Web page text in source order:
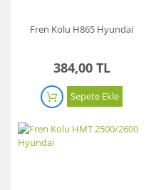
Fren Kolu H865 Hyundai
384,00 TL
Sepete Ekle